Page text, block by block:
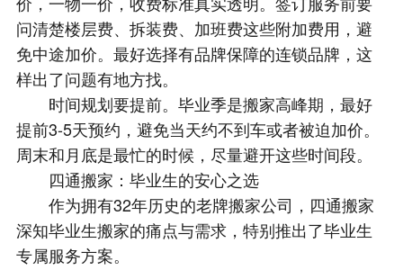
问清楚楼层费、拆装费、加班费这些附加费用，避
免中途加价。最好选择有品牌保障的连锁品牌，这
样出了问题有地方找。
时间规划要提前。毕业季是搬家高峰期，最好
提前3-5天预约，避免当天约不到车或者被迫加价。
周末和月底是最忙的时候，尽量避开这些时间段。
四通搬家：毕业生的安心之选
作为拥有32年历史的老牌搬家公司，四通搬家
深知毕业生搬家的痛点与需求，特别推出了毕业生
专属服务方案。